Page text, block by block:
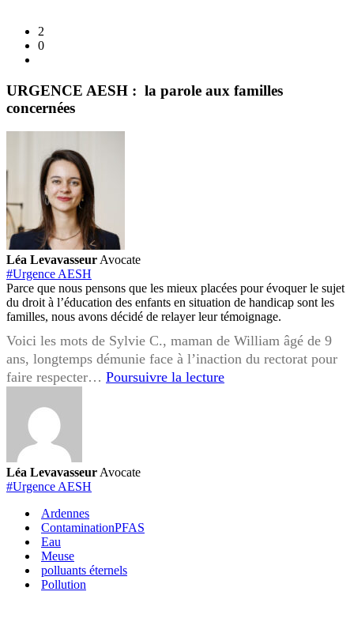
2
0
URGENCE AESH : la parole aux familles
concernées
Léa LevavasseurAvocate
#Urgence AESH
Parce que nous pensons que les mieux placées pour évoquer le sujet
du droit à l’éducation des enfants en situation de handicap sont les
familles, nous avons décidé de relayer leur témoignage.
Voici les mots de Sylvie C., maman de William âgé de 9
ans, longtemps démunie face à l’inaction du rectorat pour
faire respecter… Poursuivre la lectureURGENCE
Léa LevavasseurAvocate
#Urgence AESH
Ardennes
ContaminationPFAS
Eau
Meuse
polluants éternels
Pollution